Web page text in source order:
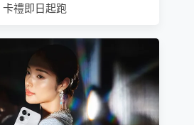
卡禮即日起跑